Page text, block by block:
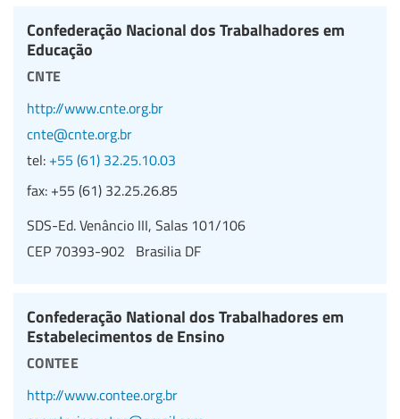
Confederação Nacional dos Trabalhadores em
Educação
cnte
http://www.cnte.org.br
cnte@cnte.org.br
tel: +55 (61) 32.25.10.03
fax: +55 (61) 32.25.26.85
SDS-Ed. Venâncio III, Salas 101/106
CEP 70393-902 Brasilia DF
Confederação National dos Trabalhadores em
Estabelecimentos de Ensino
contee
http://www.contee.org.br